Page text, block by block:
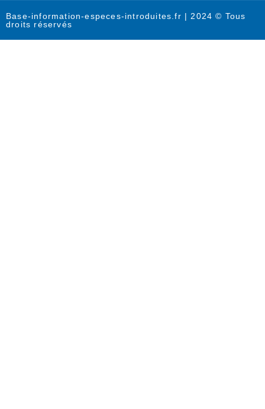
Base-information-especes-introduites.fr | 2024 © Tous
droits réservés